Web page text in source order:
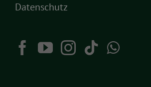
Datenschutz